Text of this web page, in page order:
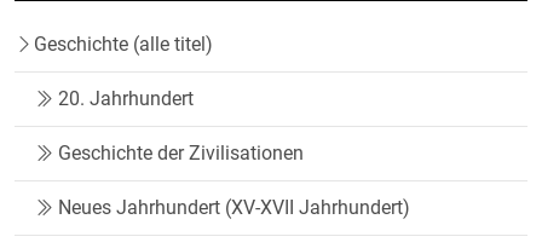
Geschichte (alle titel)
20. Jahrhundert
Geschichte der Zivilisationen
Neues Jahrhundert (XV-XVII Jahrhundert)